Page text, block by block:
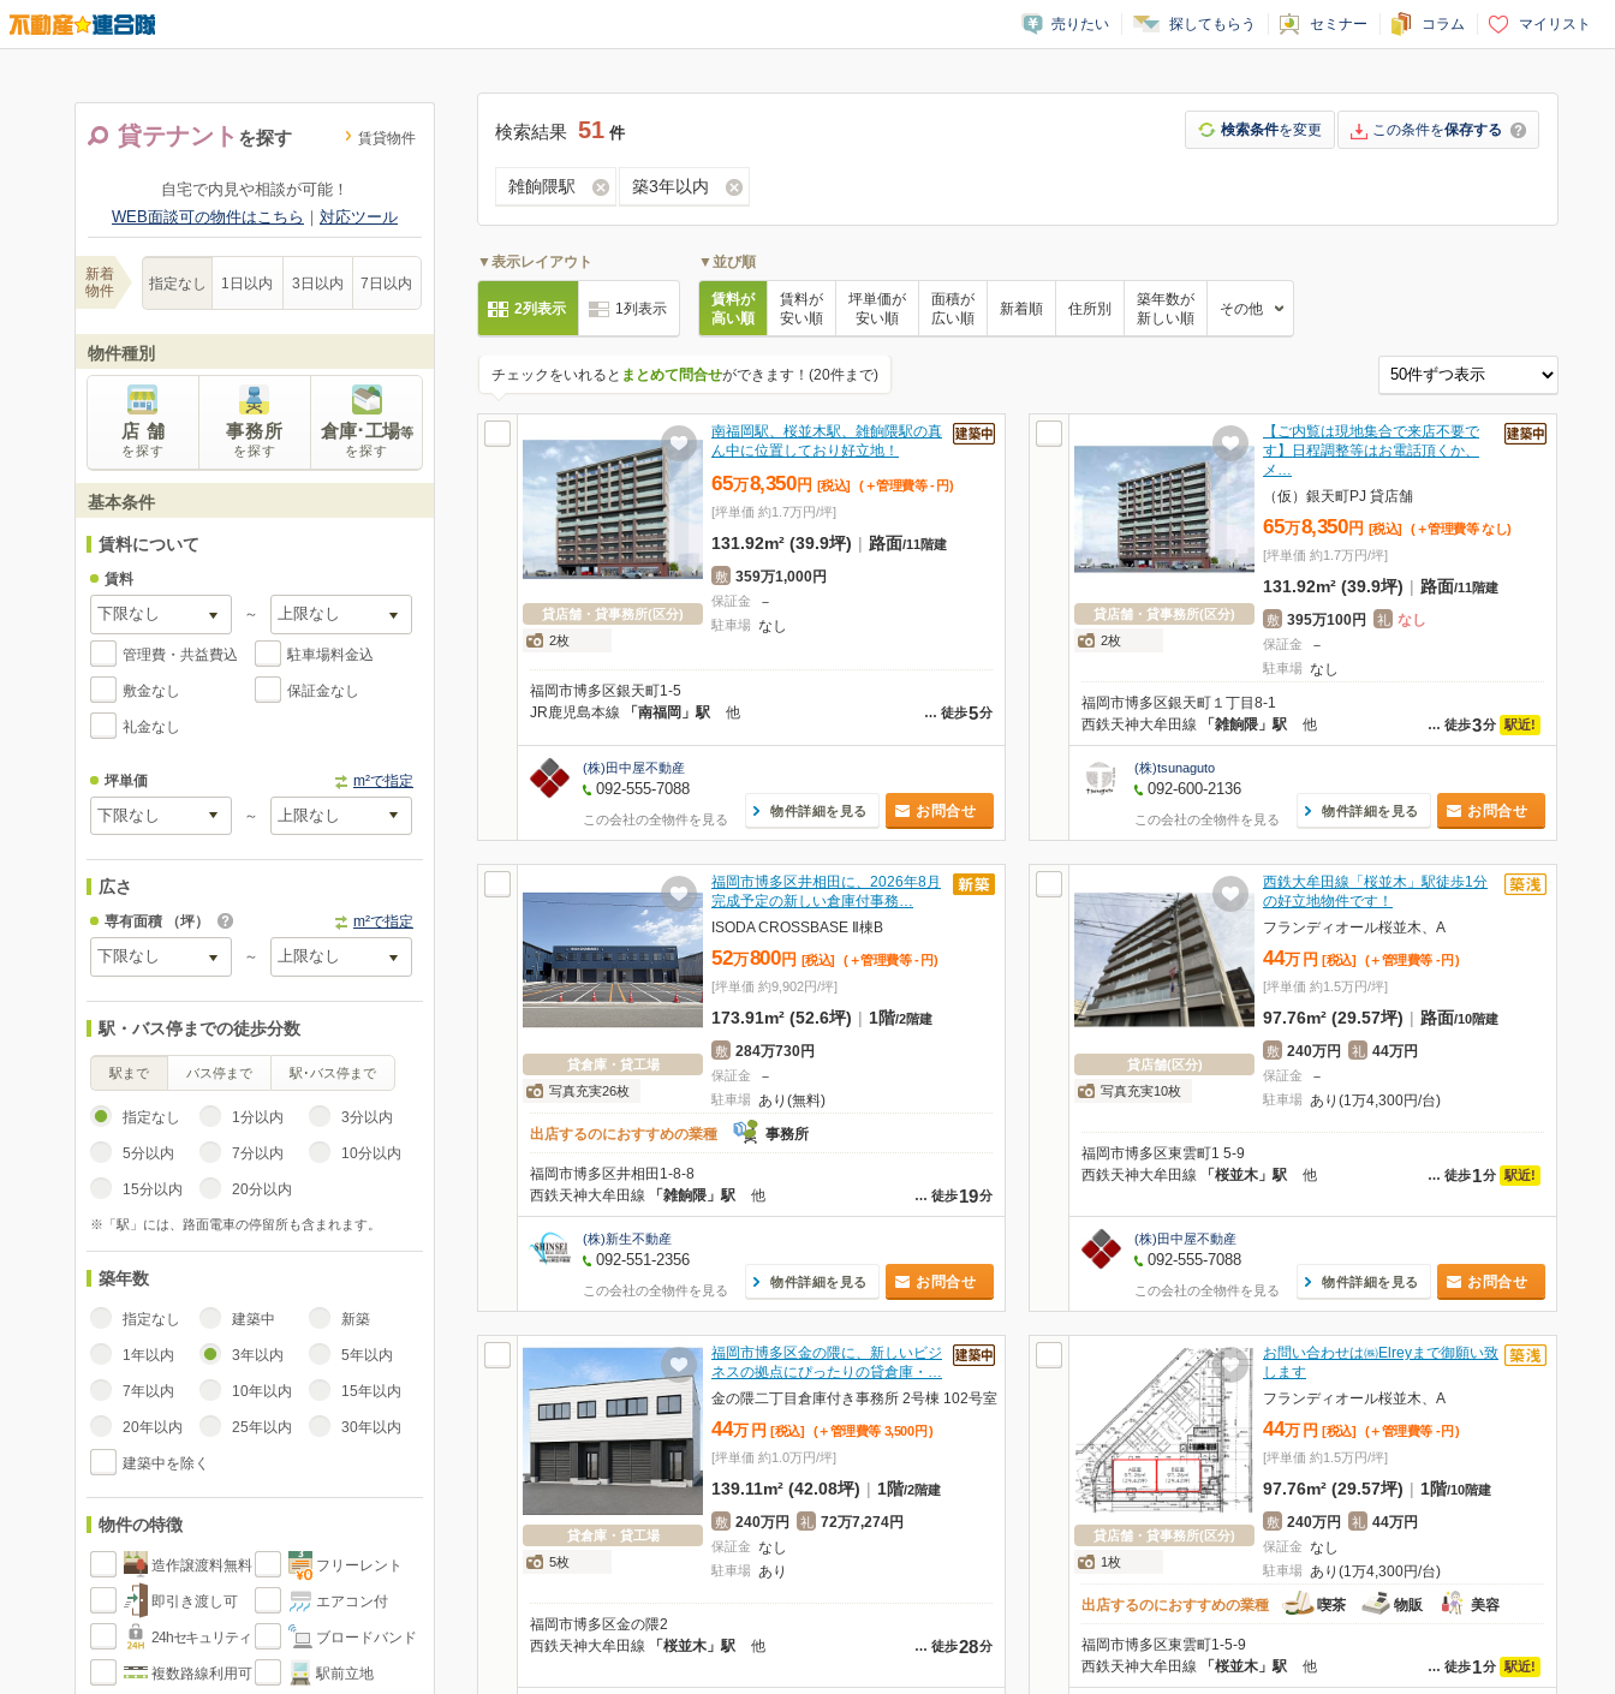
売りたい 探してもらう セミナー コラム マイリスト
貸テナント を探す 賃貸物件
自宅で内見や相談が可能！
WEB面談可の物件はこちら ｜ 対応ツール
新着
物件
指定なし 1日以内 3日以内 7日以内
物件種別
店 舗
を探す
事務所
を探す
倉庫･工場等
を探す
基本条件
賃料について
賃料
～
管理費・共益費込 駐車場料金込
敷金なし 保証金なし
礼金なし
坪単価 m²で指定
～
広さ
専有面積 （坪） m²で指定
～
駅・バス停までの徒歩分数
駅まで バス停まで 駅･バス停まで
指定なし 1分以内 3分以内
5分以内 7分以内 10分以内
15分以内 20分以内
※「駅」には、路面電車の停留所も含まれます。
築年数
指定なし 建築中 新築
1年以内 3年以内 5年以内
7年以内 10年以内 15年以内
20年以内 25年以内 30年以内
建築中を除く
物件の特徴
造作譲渡料無料 フリーレント
即引き渡し可 エアコン付
24hセキュリティ ブロードバンド
複数路線利用可 駅前立地
検索結果 51 件 検索条件を変更 この条件を保存する
雑餉隈駅 築3年以内
▼表示レイアウト
2列表示 1列表示
▼並び順
賃料が
高い順
賃料が
安い順
坪単価が
安い順
面積が
広い順
新着順 住所別
築年数が
新しい順
その他
チェックをいれると まとめて問合せができます！(20件まで)
貸店舗・貸事務所(区分)
2枚
南福岡駅、桜並木駅、雑餉隈駅の真
ん中に位置しており好立地！
65万8,350 円 [税込] (＋管理費等 - 円)
[坪単価 約1.7万円/坪]
131.92m² (39.9坪) | 路面/11階建
敷 359万1,000円
保証金 －
駐車場 なし
福岡市博多区銀天町1-5
… 徒歩5分
JR鹿児島本線 「南福岡」駅 他
(株)田中屋不動産
092-555-7088
この会社の全物件を見る
物件詳細を見る お問合せ
貸店舗・貸事務所(区分)
2枚
【ご内覧は現地集合で来店不要で
す】日程調整等はお電話頂くか、
メ…
（仮）銀天町PJ 貸店舗
65万8,350 円 [税込] (＋管理費等 なし)
[坪単価 約1.7万円/坪]
131.92m² (39.9坪) | 路面/11階建
敷 395万100円 礼 なし
保証金 －
駐車場 なし
福岡市博多区銀天町１丁目8-1
… 徒歩3分 駅近!
西鉄天神大牟田線 「雑餉隈」駅 他
(株)tsunaguto
092-600-2136
この会社の全物件を見る
物件詳細を見る お問合せ
貸倉庫・貸工場
写真充実26枚
福岡市博多区井相田に、2026年8月
完成予定の新しい倉庫付事務…
ISODA CROSSBASE Ⅱ棟B
52万800 円 [税込] (＋管理費等 - 円)
[坪単価 約9,902円/坪]
173.91m² (52.6坪) | 1階/2階建
敷 284万730円
保証金 －
駐車場 あり(無料)
出店するのにおすすめの業種
事務所
福岡市博多区井相田1-8-8
… 徒歩19分
西鉄天神大牟田線 「雑餉隈」駅 他
(株)新生不動産
092-551-2356
この会社の全物件を見る
物件詳細を見る お問合せ
貸店舗(区分)
写真充実10枚
西鉄大牟田線「桜並木」駅徒歩1分
の好立地物件です！
フランディオール桜並木、A
44万 円 [税込] (＋管理費等 - 円 )
[坪単価 約1.5万円/坪]
97.76m² (29.57坪) | 路面/10階建
敷 240万円 礼 44万円
保証金 －
駐車場 あり(1万4,300円/台)
福岡市博多区東雲町1 5-9
… 徒歩1分 駅近!
西鉄天神大牟田線 「桜並木」駅 他
(株)田中屋不動産
092-555-7088
この会社の全物件を見る
物件詳細を見る お問合せ
貸倉庫・貸工場
5枚
福岡市博多区金の隈に、新しいビジ
ネスの拠点にぴったりの貸倉庫・…
金の隈二丁目倉庫付き事務所 2号棟 102号室
44万 円 [税込] (＋管理費等 3,500 円 )
[坪単価 約1.0万円/坪]
139.11m² (42.08坪) | 1階/2階建
敷 240万円 礼 72万7,274円
保証金 なし
駐車場 あり
福岡市博多区金の隈2
… 徒歩28分
西鉄天神大牟田線 「桜並木」駅 他
貸店舗・貸事務所(区分)
1枚
お問い合わせは㈱Elreyまで御願い致
します
フランディオール桜並木、A
44万 円 [税込] (＋管理費等 - 円 )
[坪単価 約1.5万円/坪]
97.76m² (29.57坪) | 1階/10階建
敷 240万円 礼 44万円
保証金 なし
駐車場 あり(1万4,300円/台)
出店するのにおすすめの業種
喫茶 物販 美容
福岡市博多区東雲町1-5-9
… 徒歩1分 駅近!
西鉄天神大牟田線 「桜並木」駅 他